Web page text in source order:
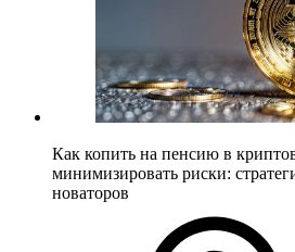
Как копить на пенсию в
минимизировать риски:
новаторов